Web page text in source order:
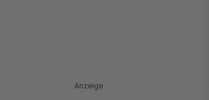
Anzeige